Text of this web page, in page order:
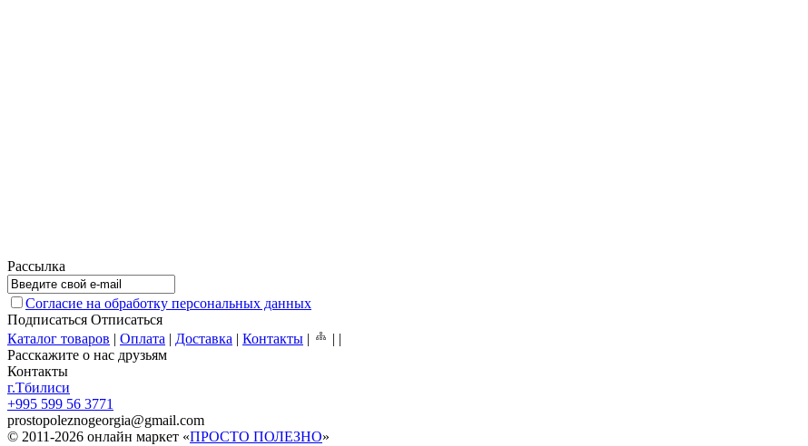
Рассылка
Согласие на обработку персональных данных
Подписаться Отписаться
Каталог товаров | Оплата | Доставка | Контакты | | |
Расскажите о нас друзьям
Контакты
г.Тбилиси
+995 599 56 3771
prostopoleznogeorgia@gmail.com
© 2011-2026 онлайн маркет «ПРОСТО ПОЛЕЗНО»